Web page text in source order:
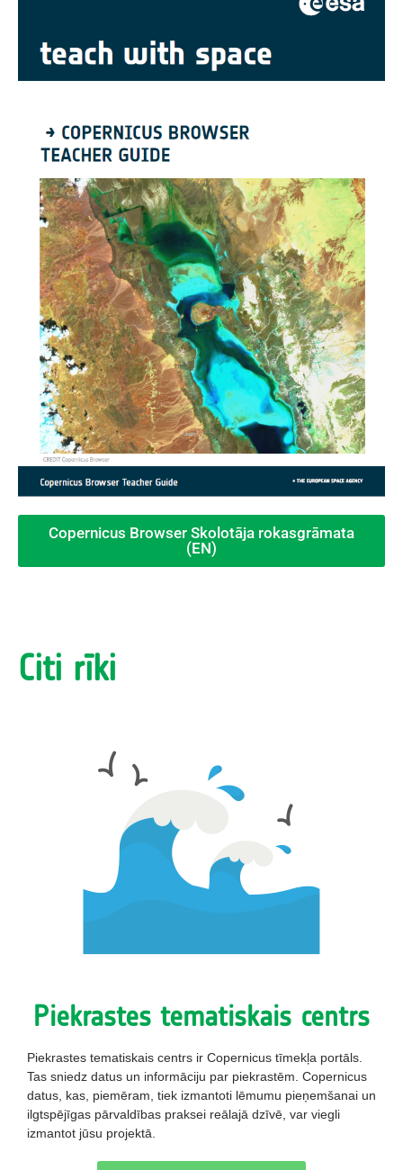
Copernicus Browser Skolotāja rokasgrāmata
(EN)
Citi rīki
Piekrastes tematiskais centrs
Piekrastes tematiskais centrs ir Copernicus tīmekļa portāls.
Tas sniedz datus un informāciju par piekrastēm. Copernicus
datus, kas, piemēram, tiek izmantoti lēmumu pieņemšanai un
ilgtspējīgas pārvaldības praksei reālajā dzīvē, var viegli
izmantot jūsu projektā.